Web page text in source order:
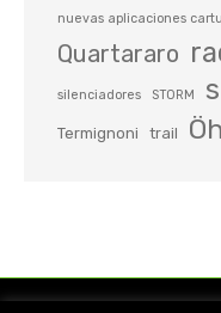
nuevas aplicaciones
Quartararo
silenciadores STORM
Termignoni trail